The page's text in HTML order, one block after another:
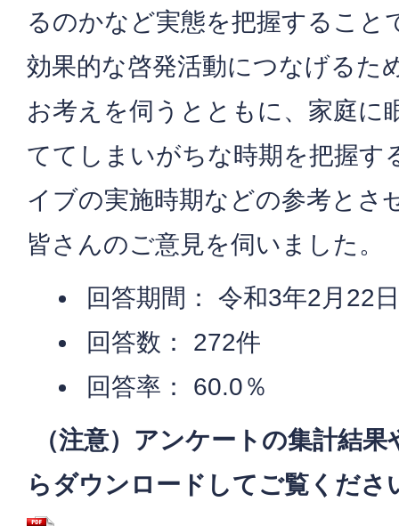
るのかなど実態を把握すること
効果的な啓発活動につなげるた
お考えを伺うとともに、家庭に
ててしまいがちな時期を把握す
イブの実施時期などの参考とさ
皆さんのご意見を伺いました。
回答期間： 令和3年2月22
回答数： 272件
回答率： 60.0％
（注意）アンケートの集計結果
らダウンロードしてご覧くださ